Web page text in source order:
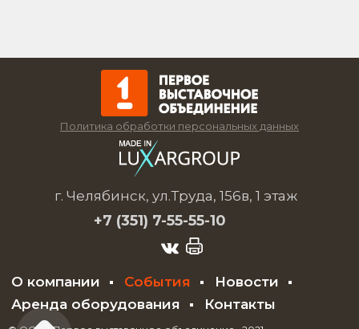
Политика обработки персональных данных
г. Челябинск, ул.Труда, 156в, 1 этаж
+7 (351) 7-55-55-10
О компании События
Новости
Аренда оборудования
Контакты